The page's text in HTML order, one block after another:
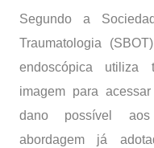
Segundo a
Traumatologia (SBOT)
endoscópica utiliza
imagem para
dano possível aos
abordagem já